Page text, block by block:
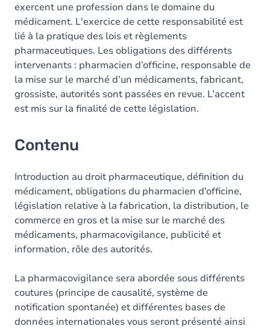
exercent une profession dans le domaine du
médicament. L'exercice de cette responsabilité est
lié à la pratique des lois et règlements
pharmaceutiques. Les obligations des différents
intervenants : pharmacien d’officine, responsable de
la mise sur le marché d’un médicaments, fabricant,
grossiste, autorités sont passées en revue. L’accent
est mis sur la finalité de cette législation.
Contenu
Introduction au droit pharmaceutique, définition du
médicament, obligations du pharmacien d’officine,
législation relative à la fabrication, la distribution, le
commerce en gros et la mise sur le marché des
médicaments, pharmacovigilance, publicité et
information, rôle des autorités.
La pharmacovigilance sera abordée sous différents
coutures (principe de causalité, système de
notification spontanée) et différentes bases de
données internationales vous seront présenté ainsi